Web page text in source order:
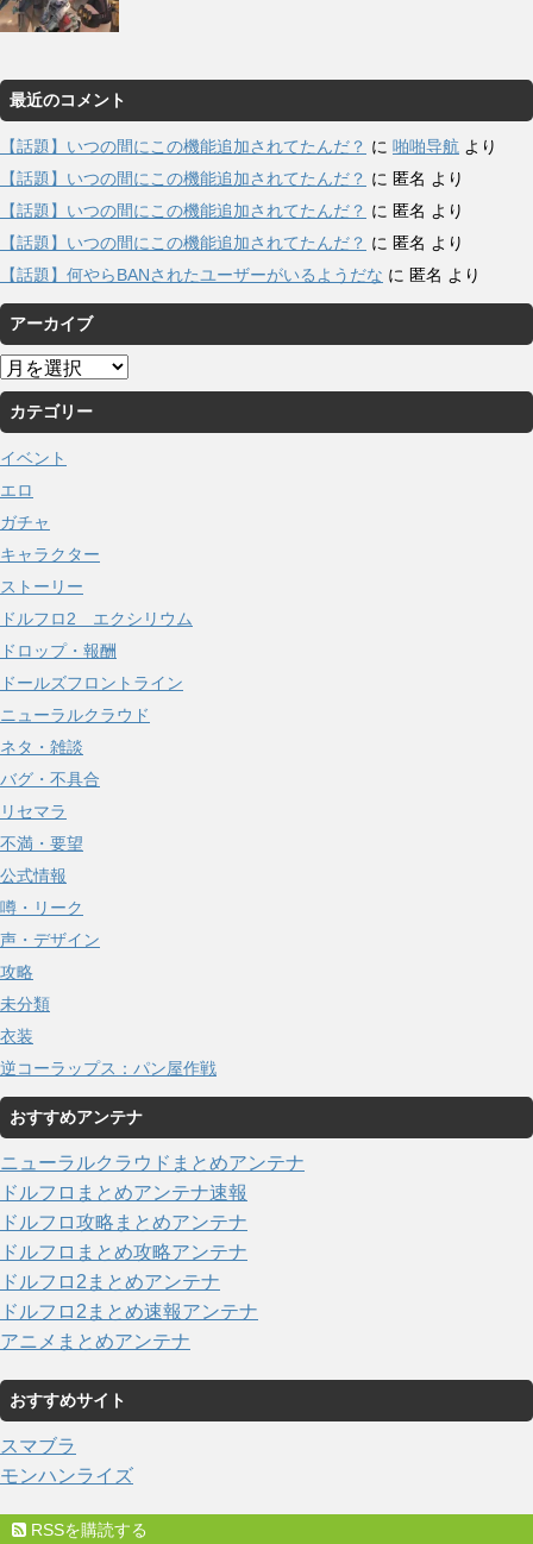
最近のコメント
【話題】いつの間にこの機能追加されてたんだ？ に 啪啪导航 より
【話題】いつの間にこの機能追加されてたんだ？ に 匿名 より
【話題】いつの間にこの機能追加されてたんだ？ に 匿名 より
【話題】いつの間にこの機能追加されてたんだ？ に 匿名 より
【話題】何やらBANされたユーザーがいるようだな に 匿名 より
アーカイブ
ア
ー
カ
イ
ブ
カテゴリー
イベント
エロ
ガチャ
キャラクター
ストーリー
ドルフロ2 エクシリウム
ドロップ・報酬
ドールズフロントライン
ニューラルクラウド
ネタ・雑談
バグ・不具合
リセマラ
不満・要望
公式情報
噂・リーク
声・デザイン
攻略
未分類
衣装
逆コーラップス：パン屋作戦
おすすめアンテナ
ニューラルクラウドまとめアンテナ
ドルフロまとめアンテナ速報
ドルフロ攻略まとめアンテナ
ドルフロまとめ攻略アンテナ
ドルフロ2まとめアンテナ
ドルフロ2まとめ速報アンテナ
アニメまとめアンテナ
おすすめサイト
スマブラ
モンハンライズ
RSSを購読する